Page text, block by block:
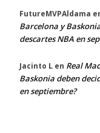
FutureMVPAldama
Barcelona y
descartes NBA en
Jacinto L en Real
Baskonia deben
en septiembre?